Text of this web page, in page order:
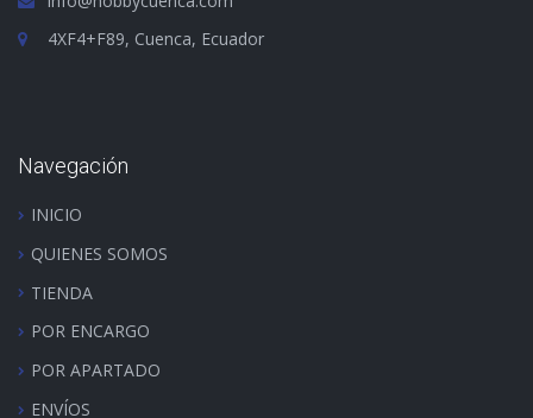
4XF4+F89, Cuenca, Ecuador
Navegación
INICIO
QUIENES SOMOS
TIENDA
POR ENCARGO
POR APARTADO
ENVÍOS